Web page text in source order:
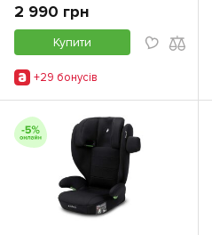
2 990 грн
Купити
+29 бонусiв